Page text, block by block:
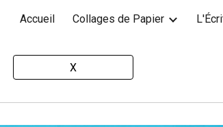
Skip to
Accueil Collages de Papier
X